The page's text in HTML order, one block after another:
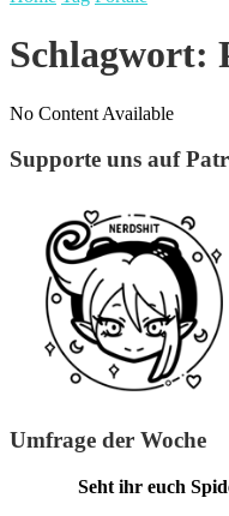
Schlagwort:
No Content Available
Supporte uns auf
Umfrage der Woche
Seht ihr euch